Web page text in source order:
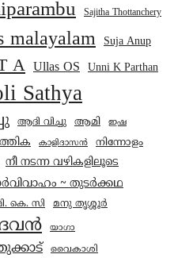
Sajitha Thottanchery
malayalam Suja Anup
A Ullas OS Unni K Parthan
Sathya
ആദി വിച്ചു ആമി ഇഷ
കാളിദാസൻ നിന്നോളം
നീ നടന്ന വഴികളിലൂടെ
~ തുടർക്കഥ
കെ. സി
മനു തൃശ്ശൂർ
യാഗാ
വൈകാശി